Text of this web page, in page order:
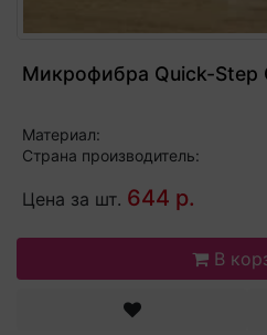
Микрофибра Quick-Step
Материал:
Страна производитель:
Цена за шт. 644 р.
В